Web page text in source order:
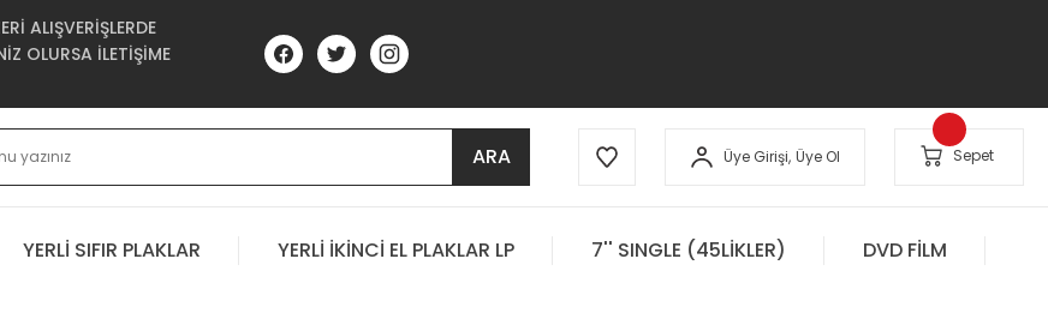
ALIŞVERİŞLERDE
OLURSA İLETİŞİME
ARA Üye Girişi, Üye Ol Sepet
YERLİ SIFIR PLAKLAR YERLİ İKİNCİ EL PLAKLAR LP 7'' SINGLE (45LİKLER) DVD FİLM